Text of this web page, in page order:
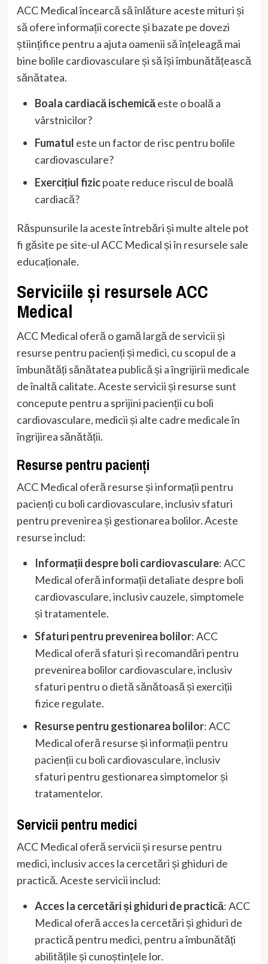
ACC Medical încearcă să înlăture aceste mituri și
să ofere informații corecte și bazate pe dovezi
științifice pentru a ajuta oamenii să înțeleagă mai
bine bolile cardiovasculare și să își îmbunătățească
sănătatea.
Boala cardiacă ischemicăeste o boală a
vârstnicilor?
Fumatul este un factor de risc pentru bolile
cardiovasculare?
Exercițiul fizicpoate reduce riscul de boală
cardiacă?
Răspunsurile la aceste întrebări și multe altele pot
fi găsite pe site-ul ACC Medical și în resursele sale
educaționale.
Serviciile și resursele ACC
Medical
ACC Medical oferă o gamă largă de servicii și
resurse pentru pacienți și medici, cu scopul de a
îmbunătăți sănătatea publică și a îngrijirii medicale
de înaltă calitate. Aceste servicii și resurse sunt
concepute pentru a sprijini pacienții cu boli
cardiovasculare, medicii și alte cadre medicale în
îngrijirea sănătății.
Resurse pentru pacienți
ACC Medical oferă resurse și informații pentru
pacienți cu boli cardiovasculare, inclusiv sfaturi
pentru prevenirea și gestionarea bolilor. Aceste
resurse includ:
Informații despre boli cardiovasculare: ACC
Medical oferă informații detaliate despre boli
cardiovasculare, inclusiv cauzele, simptomele
și tratamentele.
Sfaturi pentru prevenirea bolilor: ACC
Medical oferă sfaturi și recomandări pentru
prevenirea bolilor cardiovasculare, inclusiv
sfaturi pentru o dietă sănătoasă și exerciții
fizice regulate.
Resurse pentru gestionarea bolilor: ACC
Medical oferă resurse și informații pentru
pacienții cu boli cardiovasculare, inclusiv
sfaturi pentru gestionarea simptomelor și
tratamentelor.
Servicii pentru medici
ACC Medical oferă servicii și resurse pentru
medici, inclusiv acces la cercetări și ghiduri de
practică. Aceste servicii includ:
Acces la cercetări și ghiduri de practică: ACC
Medical oferă acces la cercetări și ghiduri de
practică pentru medici, pentru a îmbunătăți
abilitățile și cunoștințele lor.